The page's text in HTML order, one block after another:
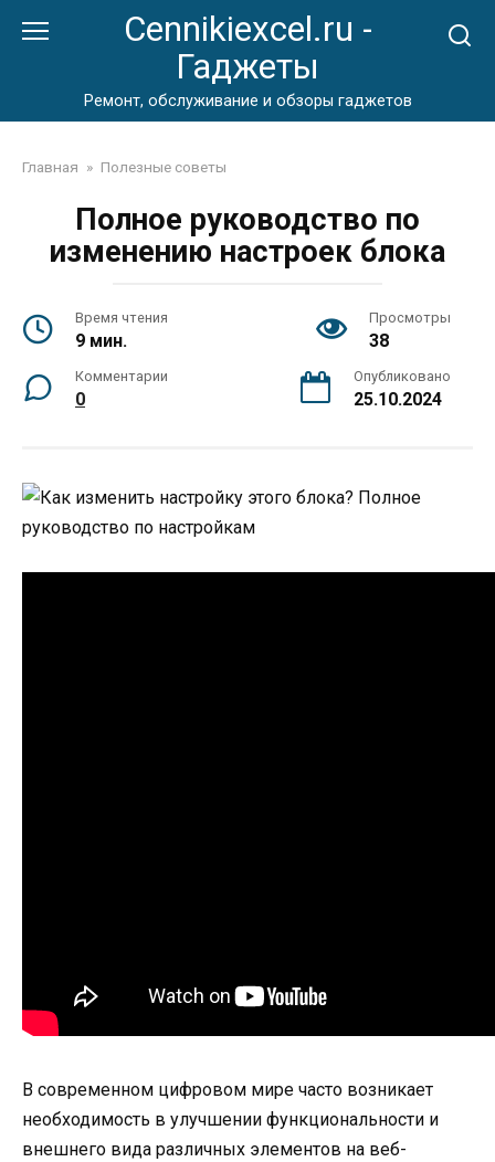
Cennikiexcel.ru -
Гаджеты
Ремонт, обслуживание и обзоры гаджетов
Главная » Полезные советы
Полное руководство по
изменению настроек блока
Время чтения
9 мин.
Просмотры
38
Комментарии
0
Опубликовано
25.10.2024
В современном цифровом мире часто возникает
необходимость в улучшении функциональности и
внешнего вида различных элементов на веб-